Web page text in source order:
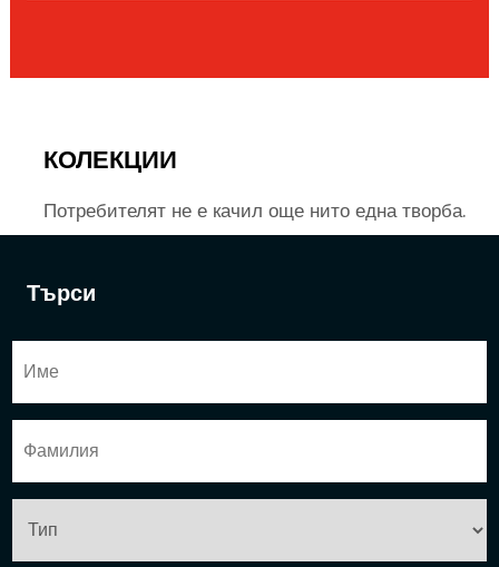
Търси
КОЛЕКЦИИ
Потребителят не е качил още нито една творба.